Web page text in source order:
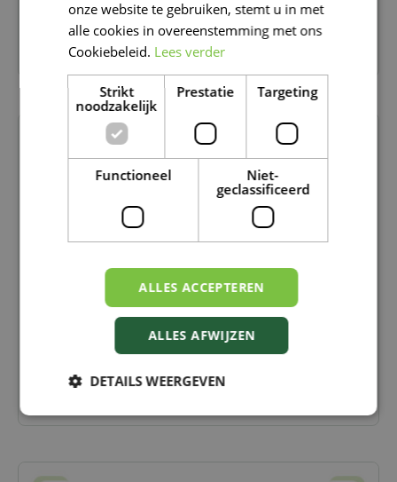
STAPPENPLAN
onze website te gebruiken, stemt u in met
alle cookies in overeenstemming met ons
Cookiebeleid. Lees verder
Strikt
noodzakelijk
Prestatie Targeting
Functioneel
Niet-
geclassificeerd
ALLES ACCEPTEREN
ALLES AFWIJZEN
DETAILS WEERGEVEN